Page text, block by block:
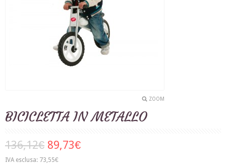
ZOOM
BICICLETTA IN METALLO
136,12€ 89,73€
IVA esclusa: 73,55€